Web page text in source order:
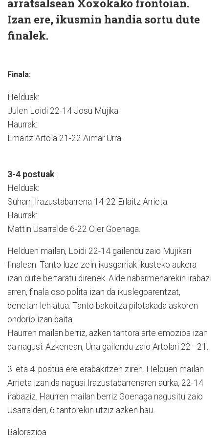
arratsalsean Xoxokako frontoian.
Izan ere, ikusmin handia sortu dute
finalek.
Finala:
Helduak:
Julen Loidi 22-14 Josu Mujika.
Haurrak:
Emaitz Artola 21-22 Aimar Urra.
3-4 postuak:
Helduak:
Suharri Irazustabarrena 14-22 Erlaitz Arrieta.
Haurrak:
Mattin Usarralde 6-22 Oier Goenaga.
Helduen mailan, Loidi 22-14 gailendu zaio Mujikari
finalean. Tanto luze zein ikusgarriak ikusteko aukera
izan dute bertaratu direnek. Alde nabarmenarekin irabazi
arren, finala oso polita izan da ikuslegoarentzat,
benetan lehiatua. Tanto bakoitza pilotakada askoren
ondorio izan baita.
Haurren mailan berriz, azken tantora arte emozioa izan
da nagusi. Azkenean, Urra gailendu zaio Artolari 22 - 21.
3. eta 4. postua ere erabakitzen ziren. Helduen mailan
Arrieta izan da nagusi Irazustabarrenaren aurka, 22-14
irabaziz. Haurren mailan berriz Goenaga nagusitu zaio
Usarralderi, 6 tantorekin utziz azken hau.
Balorazioa